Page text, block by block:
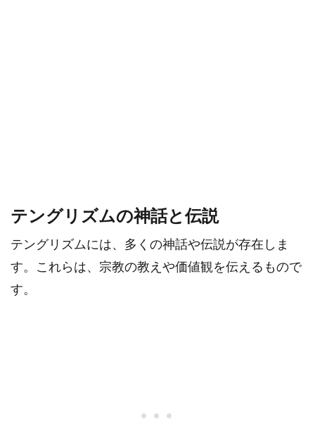
テングリズムの神話と伝説
テングリズムには、多くの神話や伝説が存在しま
す。これらは、宗教の教えや価値観を伝えるもので
す。